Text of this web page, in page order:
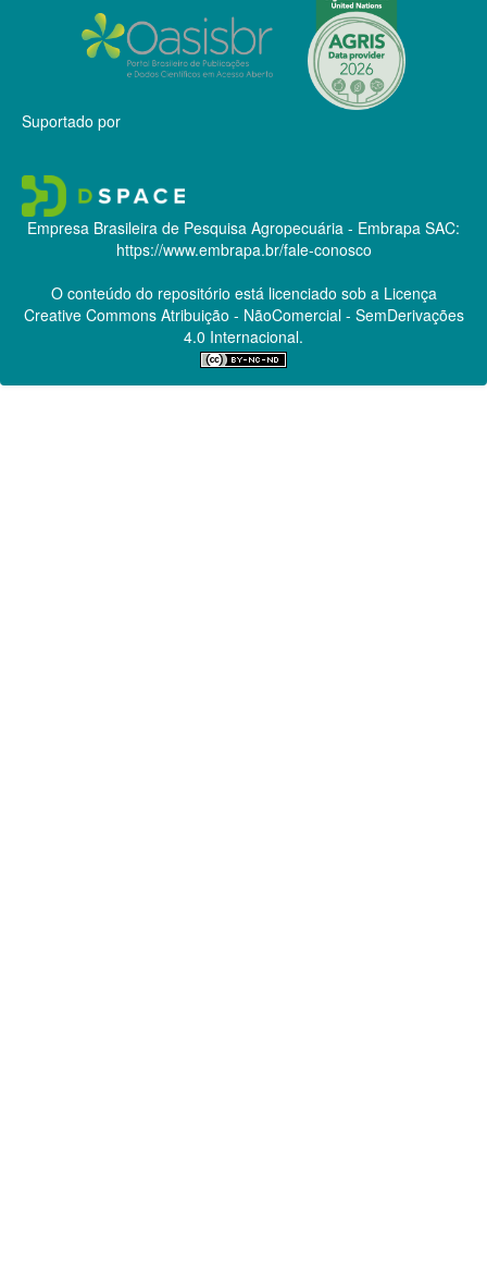
Suportado por
Empresa Brasileira de Pesquisa Agropecuária - Embrapa SAC:
https://www.embrapa.br/fale-conosco
O conteúdo do repositório está licenciado sob a Licença
Creative CommonsAtribuição - NãoComercial - SemDerivações
4.0 Internacional.